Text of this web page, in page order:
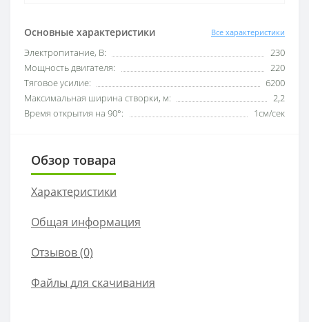
Основные характеристики Все характеристики
Электропитание, В:
230
Мощность двигателя:
220
Тяговое усилие:
6200
Максимальная ширина створки, м:
2,2
Время открытия на 90°:
1см/сек
Обзор товара
Характеристики
Общая информация
Отзывов (0)
Файлы для скачивания